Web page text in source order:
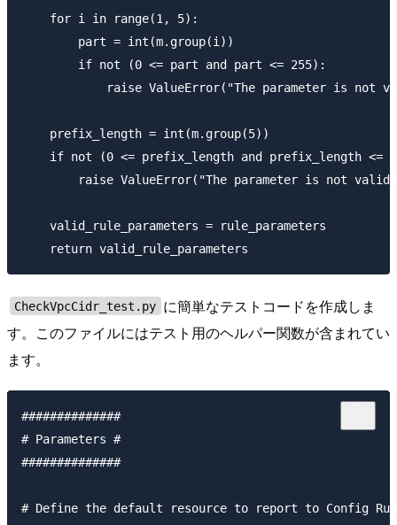
    for i in range(1, 5):
        part = int(m.group(i))
        if not (0 <= part and part <= 255):
raise ValueError("The parameter is not
    prefix_length = int(m.group(5))
if not (0 <= prefix_length and prefix_length <=
raise ValueError("The parameter is not
    valid_rule_parameters = rule_parameters
CheckVpcCidr_test.py に簡単なテストコードを作成しま
す。このファイルにはテスト用のヘルパー関数が含まれてい
ます。
##############
# Parameters #
##############
# Define the default resource to report to Config